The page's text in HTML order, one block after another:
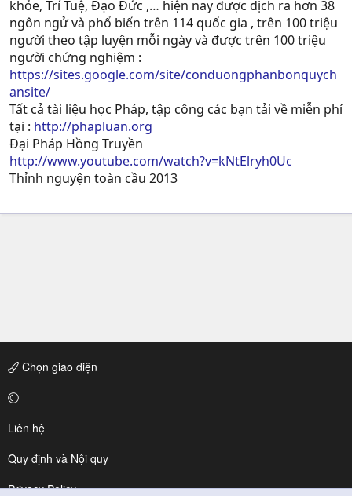
khỏe, Trí Tuệ, Ðạo Ðức ,… hiện nay được dịch ra hơn 38
ngôn ngử và phổ biến trên 114 quốc gia , trên 100 triệu
người theo tập luyện mỗi ngày và được trên 100 triệu
người chứng nghiệm :
https://sites.google.com/site/conduongphanbonquych
ansite/
Tất cả tài liệu học Pháp, tập công các bạn tải về miễn phí
tại : http://phapluan.org
Đại Pháp Hồng Truyền
http://www.youtube.com/watch?v=kNtElryh0Uc
Thỉnh nguyện toàn cầu 2013
Chọn giao diện
Liên hệ
Quy định và Nội quy
Privacy Policy